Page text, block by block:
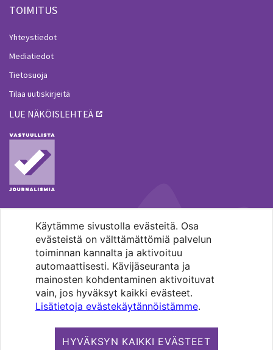
Käytämme sivustolla evästeitä. Osa
evästeistä on välttämättömiä palvelun
toiminnan kannalta ja aktivoituu
automaattisesti. Kävijäseuranta ja
mainosten kohdentaminen aktivoituvat
vain, jos hyväksyt kaikki evästeet.
Lisätietoja evästekäytännöistämme.
HYVÄKSYN KAIKKI EVÄSTEET
TOIMITUS
Yhteystiedot
Mediatiedot
Tietosuoja
Tilaa uutiskirjeitä
LUE NÄKÖISLEHTEÄ
MENOHAKU
Pääkaupunkiseudun evankelis-
luterilaisten seurakuntien media.